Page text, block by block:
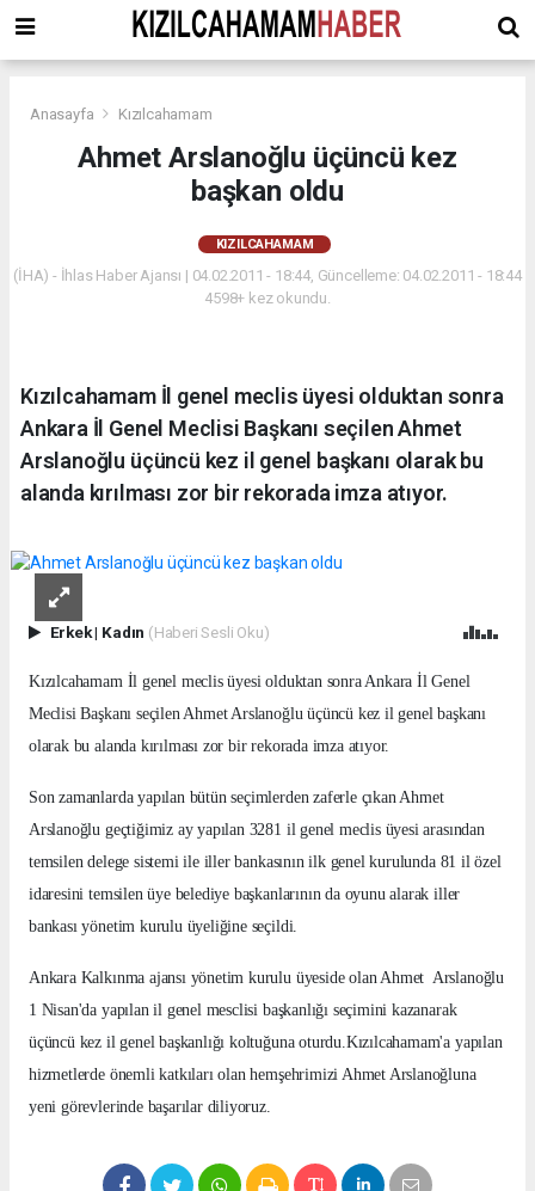
Anasayfa Kızılcahamam
Ahmet Arslanoğlu üçüncü kez
başkan oldu
KIZILCAHAMAM
(İHA) - İhlas Haber Ajansı | 04.02.2011 - 18:44, Güncelleme: 04.02.2011 - 18:44
4598+ kez okundu.
Kızılcahamam İl genel meclis üyesi olduktan sonra
Ankara İl Genel Meclisi Başkanı seçilen Ahmet
Arslanoğlu üçüncü kez il genel başkanı olarak bu
alanda kırılması zor bir rekorada imza atıyor.
Erkek| Kadın (Haberi Sesli Oku)
Kızılcahamam İl genel meclis üyesi olduktan sonra Ankara İl Genel
Meclisi Başkanı seçilen Ahmet Arslanoğlu üçüncü kez il genel başkanı
olarak bu alanda kırılması zor bir rekorada imza atıyor.
Son zamanlarda yapılan bütün seçimlerden zaferle çıkan Ahmet
Arslanoğlu geçtiğimiz ay yapılan 3281 il genel meclis üyesi arasından
temsilen delege sistemi ile iller bankasının ilk genel kurulunda 81 il özel
idaresini temsilen üye belediye başkanlarının da oyunu alarak iller
bankası yönetim kurulu üyeliğine seçildi.
Ankara Kalkınma ajansı yönetim kurulu üyeside olan Ahmet Arslanoğlu
1 Nisan'da yapılan il genel mesclisi başkanlığı seçimini kazanarak
üçüncü kez il genel başkanlığı koltuğuna oturdu.Kızılcahamam'a yapılan
hizmetlerde önemli katkıları olan hemşehrimizi Ahmet Arslanoğluna
yeni görevlerinde başarılar diliyoruz.